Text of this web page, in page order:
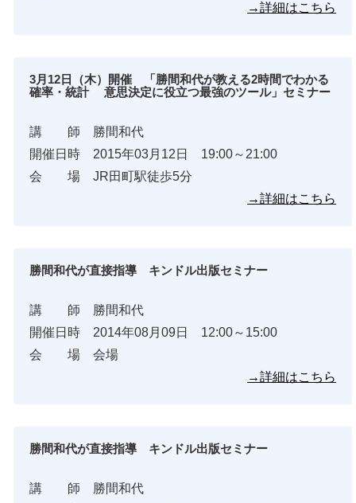
→詳細はこちら
3月12日（木）開催 「勝間和代が教える2時間でわかる
確率・統計 意思決定に役立つ最強のツール」セミナー
講 師 勝間和代
開催日時 2015年03月12日 19:00～21:00
会 場 JR田町駅徒歩5分
→詳細はこちら
勝間和代が直接指導 キンドル出版セミナー
講 師 勝間和代
開催日時 2014年08月09日 12:00～15:00
会 場 会場
→詳細はこちら
勝間和代が直接指導 キンドル出版セミナー
講 師 勝間和代